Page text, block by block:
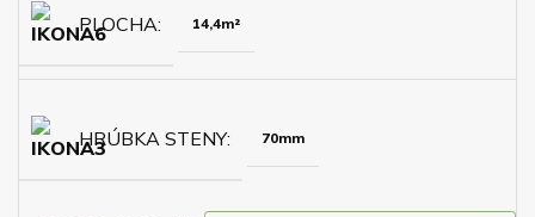
PLOCHA 14,4m²
HRÚBKA STENY 70mm